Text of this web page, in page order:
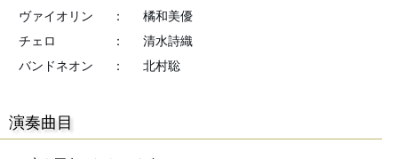
ヴァイオリン
：
橘和美優
チェロ
：
清水詩織
バンドネオン
： 北村聡
演奏曲目